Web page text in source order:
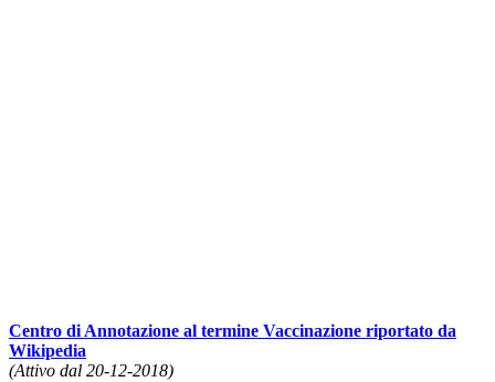
Centro di Annotazione al termine Vaccinazione riportato da
Wikipedia
(Attivo dal 20-12-2018)